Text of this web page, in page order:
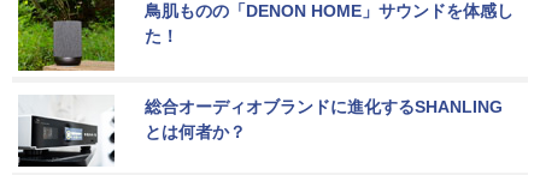
鳥肌ものの「DENON HOME」サウンドを体感し
た！
総合オーディオブランドに進化するSHANLING
とは何者か？